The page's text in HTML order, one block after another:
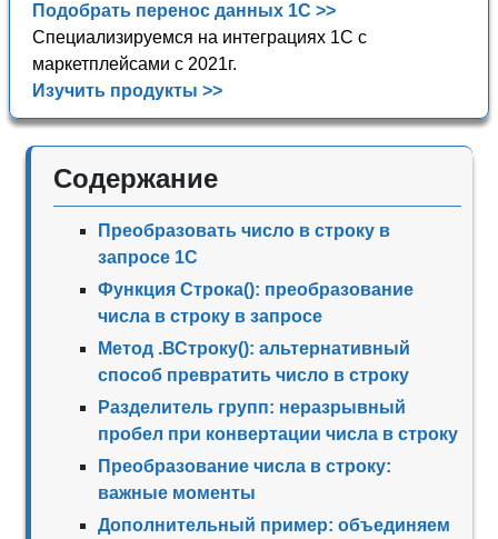
Подобрать перенос данных 1С >>
Специализируемся на интеграциях 1С с
маркетплейсами с 2021г.
Изучить продукты >>
Содержание
Преобразовать число в строку в
запросе 1С
Функция Строка(): преобразование
числа в строку в запросе
Метод .ВСтроку(): альтернативный
способ превратить число в строку
Разделитель групп: неразрывный
пробел при конвертации числа в строку
Преобразование числа в строку:
важные моменты
Дополнительный пример: объединяем